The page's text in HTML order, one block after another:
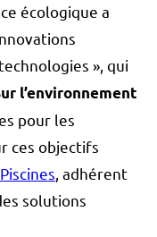
écologique a
», qui
l’environnement
pour les
ces objectifs
, adhérent
solutions